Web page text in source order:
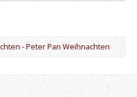
- Peter Pan Weihnachten